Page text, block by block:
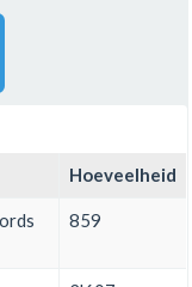
Hoeveelheid
859